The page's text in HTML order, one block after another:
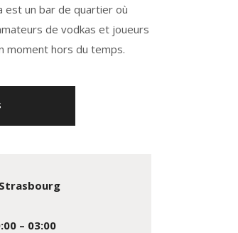
est un bar de quartier où
de vodkas et joueurs
moment hors du temps.
– 03:00